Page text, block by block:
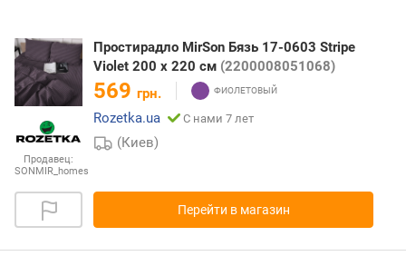
Продавец:
SONMIR_homes
Простирадло MirSon Бязь 17-0603 Stripe
Violet 200 х 220 см (2200008051068)
569 грн.
Rozetka.ua
С нами 7 лет
(Киев)
Перейти в магазин